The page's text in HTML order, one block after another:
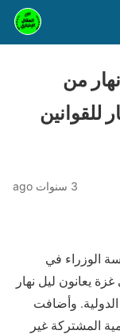
من
للقوانين
3 سنوات ago
الوزراء في
يعانون ليل نهار
وأضافت
المشتركة غير